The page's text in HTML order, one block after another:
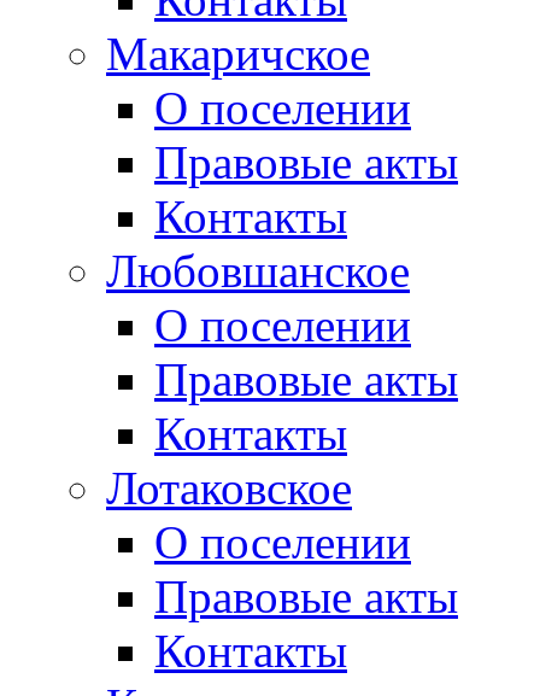
Макаричское
О поселении
Правовые акты
Контакты
Любовшанское
О поселении
Правовые акты
Контакты
Лотаковское
О поселении
Правовые акты
Контакты